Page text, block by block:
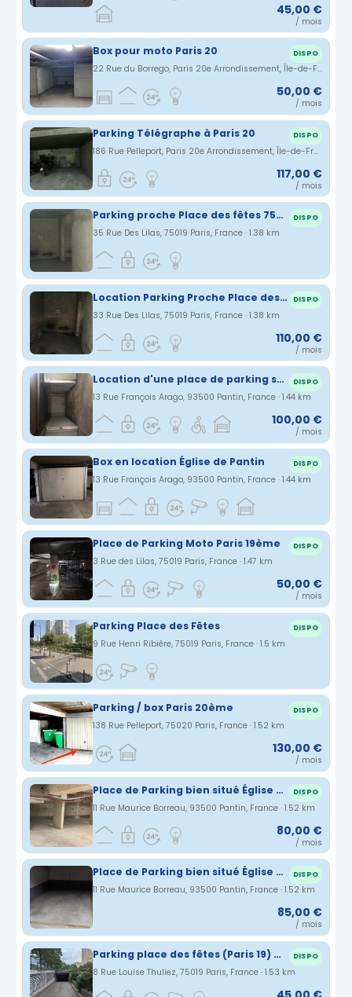
45,00 €
/ mois
Box pour moto Paris 20 DISPO
22 Rue du Borrego, Paris 20e Arrondissement, Île-de-France, France · 1.34 km
50,00 €
/ mois
Parking Télégraphe à Paris 20 DISPO
186 Rue Pelleport, Paris 20e Arrondissement, Île-de-France, France · 1.37 km
117,00 €
/ mois
Parking proche Place des fêtes 75019 DISPO
35 Rue Des Lilas, 75019 Paris, France · 1.38 km
Location Parking Proche Place des Fêtes 75019 DISPO
33 Rue Des Lilas, 75019 Paris, France · 1.38 km
110,00 €
/ mois
Location d'une place de parking sécurisée à Pantin DISPO
13 Rue François Arago, 93500 Pantin, France · 1.44 km
100,00 €
/ mois
Box en location Église de Pantin DISPO
13 Rue François Arago, 93500 Pantin, France · 1.44 km
Place de Parking Moto Paris 19ème DISPO
3 Rue des Lilas, 75019 Paris, France · 1.47 km
50,00 €
/ mois
Parking Place des Fêtes DISPO
9 Rue Henri Ribière, 75019 Paris, France · 1.5 km
Parking / box Paris 20ème DISPO
138 Rue Pelleport, 75020 Paris, France · 1.52 km
130,00 €
/ mois
Place de Parking bien situé Église de Pantin DISPO
11 Rue Maurice Borreau, 93500 Pantin, France · 1.52 km
80,00 €
/ mois
Place de Parking bien situé Église de Pantin DISPO
11 Rue Maurice Borreau, 93500 Pantin, France · 1.52 km
85,00 €
/ mois
Parking place des fêtes (Paris 19) moto scooter 2 roues DISPO
8 Rue Louise Thuliez, 75019 Paris, France · 1.53 km